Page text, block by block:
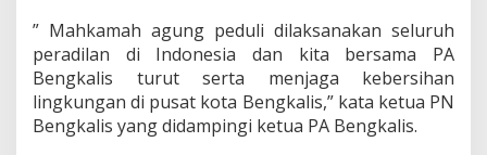
a
l
s
d
a
” Mahkamah agung peduli dilaksanakan seluruh
peradilan di Indonesia dan kita bersama PA
Bengkalis turut serta menjaga kebersihan
lingkungan di pusat kota Bengkalis,” kata ketua PN
Bengkalis yang didampingi ketua PA Bengkalis.